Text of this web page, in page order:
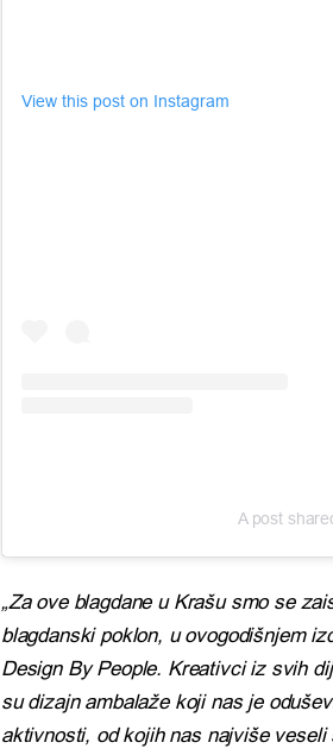
View this post on Instagram
A post
„Za ove blagdane u Krašu smo se
blagdanski poklon, u ovogodišnjem
Design By People. Kreativci iz svih
su dizajn ambalaže koji nas je
aktivnosti, od kojih nas najviše